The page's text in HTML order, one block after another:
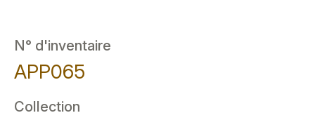
N° d'inventaire
APP065
Collection